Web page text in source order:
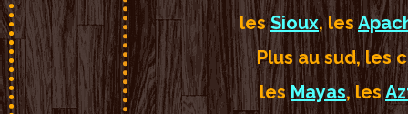
lesSioux, les
Plus au sud, les
les Mayas, les